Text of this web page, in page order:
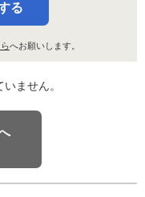
る
へお願いします。
ません。